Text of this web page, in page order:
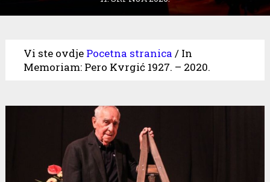
Vi ste ovdje Pocetna stranica / In
Memoriam: Pero Kvrgić 1927. – 2020.